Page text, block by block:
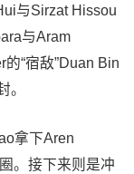
与Sirzat Hissou
与Aram
“宿敌”Duan Bin
。
拿下Aren
。接下来则是冲